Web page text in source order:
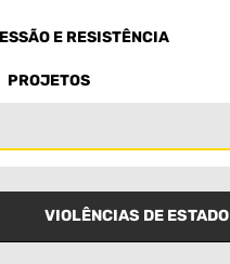
E RESISTÊNCIA
PROJETOS
VIOLÊNCIAS DE ESTADO